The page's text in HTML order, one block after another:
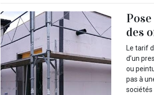
des
Le tarif
d’un
ou
pas à
sociétés